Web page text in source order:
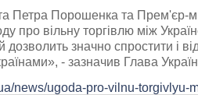
Петра Порошенка та Прем'єр-
про вільну торгівлю між
дозволить значно спростити і
- зазначив Глава
news/ugoda-pro-vilnu-